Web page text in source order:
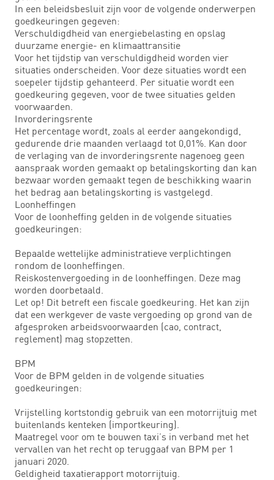
In een beleidsbesluit zijn voor de volgende onderwerpen
goedkeuringen gegeven:
Verschuldigdheid van energiebelasting en opslag
duurzame energie- en klimaattransitie
Voor het tijdstip van verschuldigdheid worden vier
situaties onderscheiden. Voor deze situaties wordt een
soepeler tijdstip gehanteerd. Per situatie wordt een
goedkeuring gegeven, voor de twee situaties gelden
voorwaarden.
Invorderingsrente
Het percentage wordt, zoals al eerder aangekondigd,
gedurende drie maanden verlaagd tot 0,01%. Kan door
de verlaging van de invorderingsrente nagenoeg geen
aanspraak worden gemaakt op betalingskorting dan kan
bezwaar worden gemaakt tegen de beschikking waarin
het bedrag aan betalingskorting is vastgelegd.
Loonheffingen
Voor de loonheffing gelden in de volgende situaties
goedkeuringen:
Bepaalde wettelijke administratieve verplichtingen
rondom de loonheffingen.
Reiskostenvergoeding in de loonheffingen. Deze mag
worden doorbetaald.
Let op! Dit betreft een fiscale goedkeuring. Het kan zijn
dat een werkgever de vaste vergoeding op grond van de
afgesproken arbeidsvoorwaarden (cao, contract,
reglement) mag stopzetten.
BPM
Voor de BPM gelden in de volgende situaties
goedkeuringen:
Vrijstelling kortstondig gebruik van een motorrijtuig met
buitenlands kenteken (importkeuring).
Maatregel voor om te bouwen taxi’s in verband met het
vervallen van het recht op teruggaaf van BPM per 1
januari 2020.
Geldigheid taxatierapport motorrijtuig.